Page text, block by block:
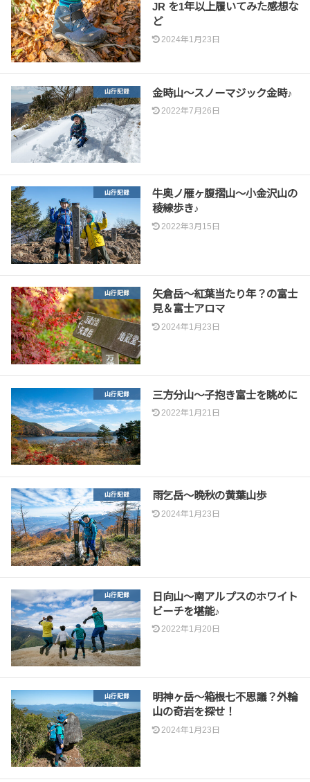
JR を1年以上履いてみた感想な
ど
2024年1月23日
山行記録 金時山～スノーマジック金時♪
2022年7月26日
山行記録
牛奥ノ雁ヶ腹摺山～小金沢山の
稜線歩き♪
2022年3月15日
山行記録
矢倉岳～紅葉当たり年？の富士
見＆富士アロマ
2024年1月23日
山行記録 三方分山～子抱き富士を眺めに
2022年1月21日
山行記録 雨乞岳～晩秋の黄葉山歩
2024年1月23日
山行記録
日向山～南アルプスのホワイト
ビーチを堪能♪
2022年1月20日
山行記録
明神ヶ岳～箱根七不思議？外輪
山の奇岩を探せ！
2024年1月23日